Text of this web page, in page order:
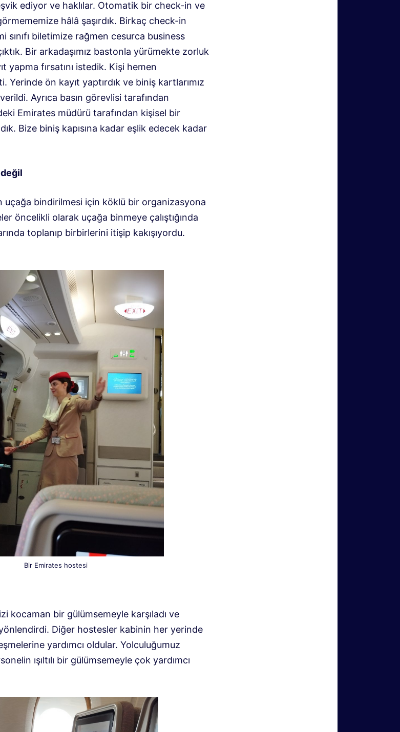
ediyor ve haklılar. Otomatik bir check-in ve
hâlâ şaşırdık. Birkaç check-in
sınıfı biletimize rağmen cesurca business
Bir arkadaşımız bastonla yürümekte zorluk
yapma fırsatını istedik. Kişi hemen
Yerinde ön kayıt yaptırdık ve biniş kartlarımız
Ayrıca basın görevlisi tarafından
Emirates müdürü tarafından kişisel bir
Bize biniş kapısına kadar eşlik edecek kadar
uçağa bindirilmesi için köklü bir organizasyona
öncelikli olarak uçağa binmeye çalıştığında
toplanıp birbirlerini itişip kakışıyordu.
Bir Emirates hostesi
kocaman bir gülümsemeyle karşıladı ve
Diğer hostesler kabinin her yerinde
yardımcı oldular. Yolculuğumuz
ışıltılı bir gülümsemeyle çok yardımcı